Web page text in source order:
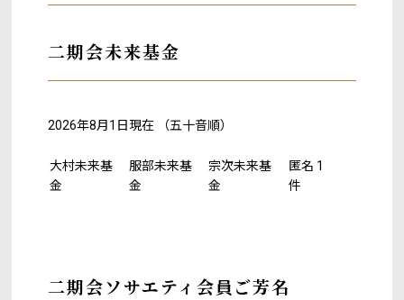
二期会未来基金
2026年8月1日現在 （五十音順）
大村未来基
金
服部未来基
金
宗次未来基
金
匿名 1
件
二期会ソサエティ会員ご芳名